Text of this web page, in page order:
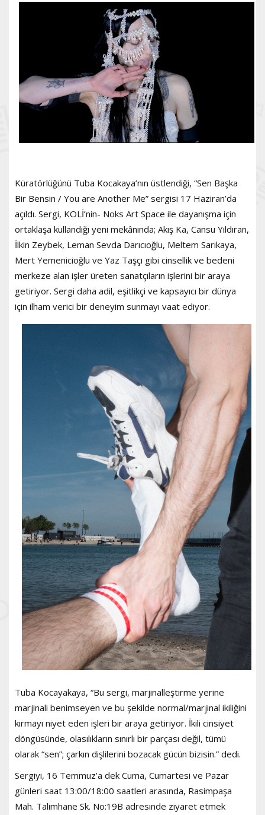
Küratörlüğünü Tuba Kocakaya’nın üstlendiği, “Sen Başka
Bir Bensin / You are Another Me” sergisi 17 Haziran’da
açıldı. Sergi, KOLİ’nin- Noks Art Space ile dayanışma için
ortaklaşa kullandığı yeni mekânında; Akış Ka, Cansu Yıldıran,
İlkin Zeybek, Leman Sevda Darıcıoğlu, Meltem Sarıkaya,
Mert Yemenicioğlu ve Yaz Taşçı gibi cinsellik ve bedeni
merkeze alan işler üreten sanatçıların işlerini bir araya
getiriyor. Sergi daha adil, eşitlikçi ve kapsayıcı bir dünya
için ilham verici bir deneyim sunmayı vaat ediyor.
Tuba Kocayakaya, “Bu sergi, marjinalleştirme yerine
marjinali benimseyen ve bu şekilde normal/marjinal ikiliğini
kırmayı niyet eden işleri bir araya getiriyor. İkili cinsiyet
döngüsünde, olasılıkların sınırlı bir parçası değil, tümü
olarak “sen”; çarkın dişlilerini bozacak gücün bizisin.” dedi.
Sergiyi, 16 Temmuz’a dek Cuma, Cumartesi ve Pazar
günleri saat 13:00/18:00 saatleri arasında, Rasimpaşa
Mah. Talimhane Sk. No:19B adresinde ziyaret etmek